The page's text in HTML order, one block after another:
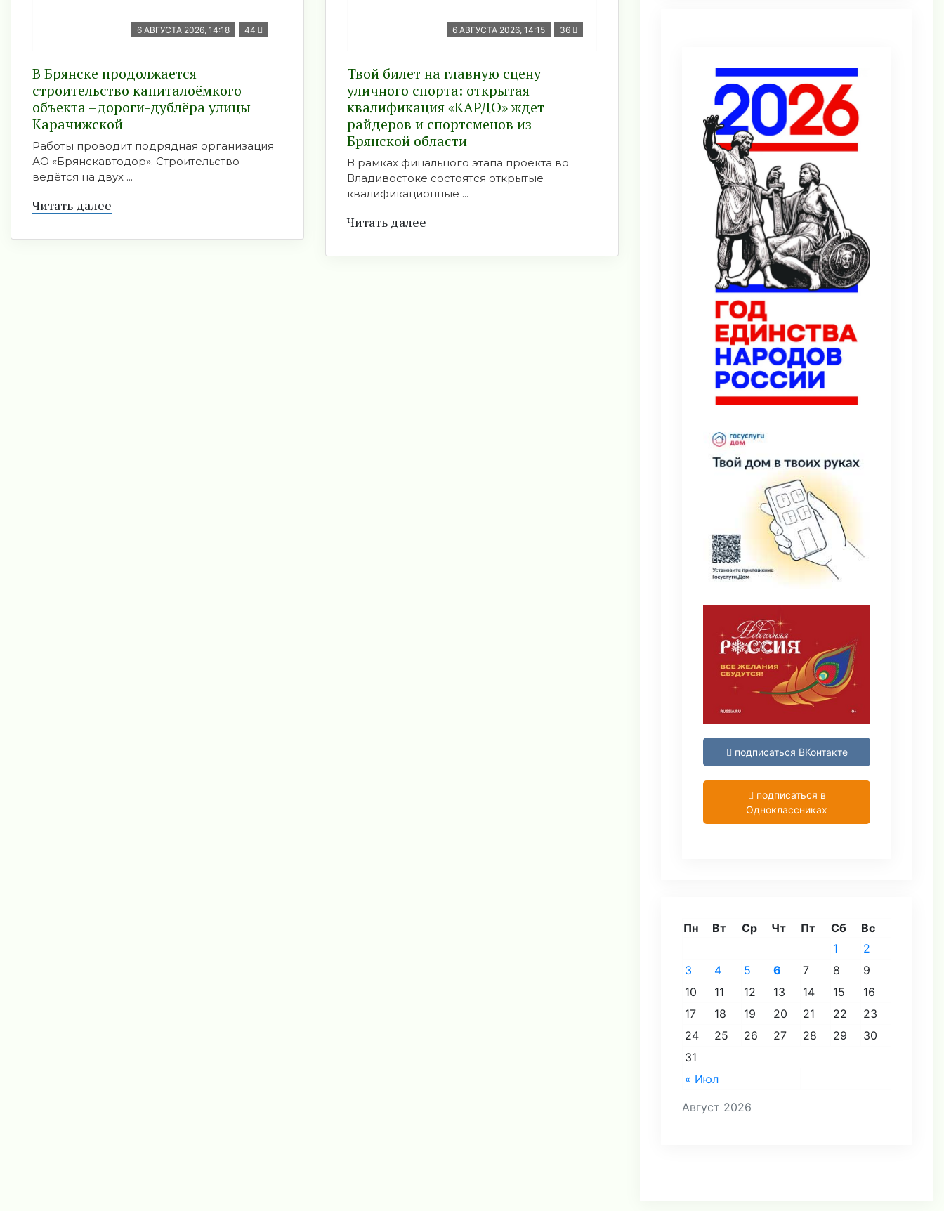
6 АВГУСТА 2026, 14:18 44
В Брянске продолжается
строительство капиталоёмкого
объекта –дороги-дублёра улицы
Карачижской
Работы проводит подрядная организация
АО «Брянскавтодор». Строительство
ведётся на двух ...
Читать далее
6 АВГУСТА 2026, 14:15 36
Твой билет на главную сцену
уличного спорта: открытая
квалификация «КАРДО» ждет
райдеров и спортсменов из
Брянской области
В рамках финального этапа проекта во
Владивостоке состоятся открытые
квалификационные ...
Читать далее
подписаться ВКонтакте
подписаться в
Одноклассниках
Август 2026
Пн Вт Ср Чт Пт Сб Вс
« Июл
1
2
3
4 5 6 7 8
9
10
11 12 13 14 15
16
17
18 19 20 21 22
23
24
25 26 27 28 29
30
31